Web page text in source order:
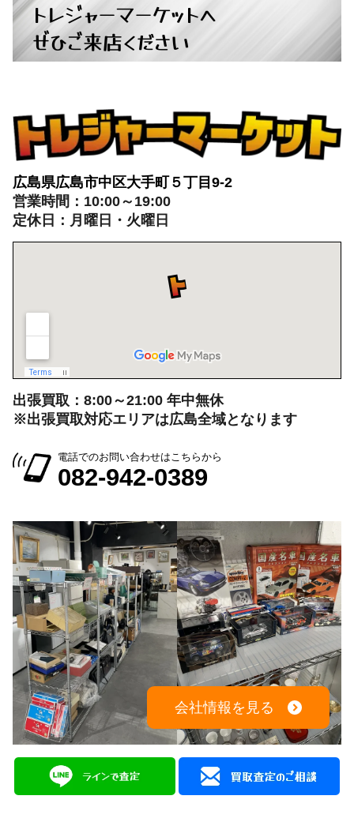
トレジャーマーケットへ
ぜひご来店ください
広島県広島市中区大手町５丁目9-2
営業時間：10:00～19:00
定休日：月曜日・火曜日
出張買取：8:00～21:00 年中無休
※出張買取対応エリアは広島全域となります
電話でのお問い合わせはこちらから
082-942-0389
会社情報を見る